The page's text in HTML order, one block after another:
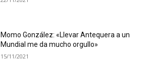
Momo González: «Llevar Antequera a un
Mundial me da mucho orgullo»
15/11/2021